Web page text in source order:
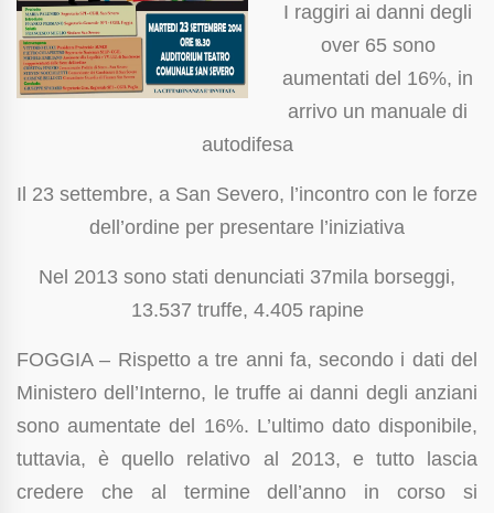
I raggiri ai danni degli
over 65 sono
aumentati del 16%, in
arrivo un manuale di
autodifesa
Il 23 settembre, a San Severo, l’incontro con le forze
dell’ordine per presentare l’iniziativa
Nel 2013 sono stati denunciati 37mila borseggi,
13.537 truffe, 4.405 rapine
FOGGIA – Rispetto a tre anni fa, secondo i dati del
Ministero dell’Interno, le truffe ai danni degli anziani
sono aumentate del 16%. L’ultimo dato disponibile,
tuttavia, è quello relativo al 2013, e tutto lascia
credere che al termine dell’anno in corso si